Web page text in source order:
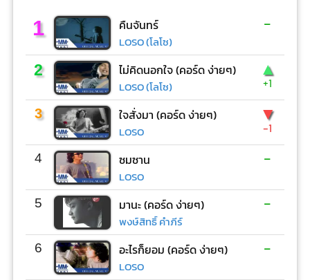
1 คืนจันทร์
LOSO (โลโซ)
-
2 ไม่คิดนอกใจ (คอร์ด ง่ายๆ)
LOSO (โลโซ)
▲
+1
3 ใจสั่งมา (คอร์ด ง่ายๆ)
LOSO
▼
-1
4 ซมซาน
LOSO
-
5 มานะ (คอร์ด ง่ายๆ)
พงษ์สิทธิ์ คำภีร์
-
6 อะไรก็ยอม (คอร์ด ง่ายๆ)
LOSO
-